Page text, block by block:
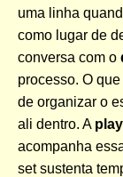
uma linha
como lugar de
conversa com o
processo. O
de organizar o
ali dentro. A
acompanha
set sustenta